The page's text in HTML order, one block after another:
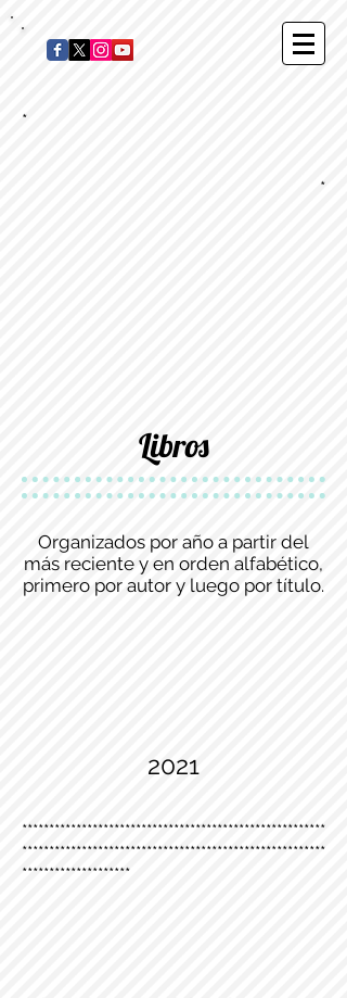
*
*
Libros
Organizados por año a partir del
más reciente y en orden alfabético,
primero por autor y luego por título.
2021
********************************************************
********************************************************
********************